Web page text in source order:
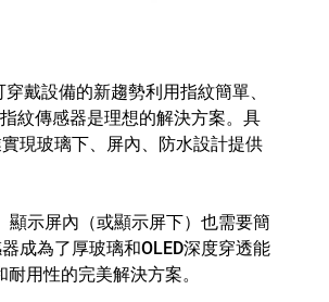
戴設備的新趨勢利用指紋簡單、
紋傳感器是理想的解決方案。具
現玻璃下、屏內、防水設計提供
顯示屏內（或顯示屏下）也需要簡
成為了厚玻璃和OLED深度穿透能
用性的完美解決方案。